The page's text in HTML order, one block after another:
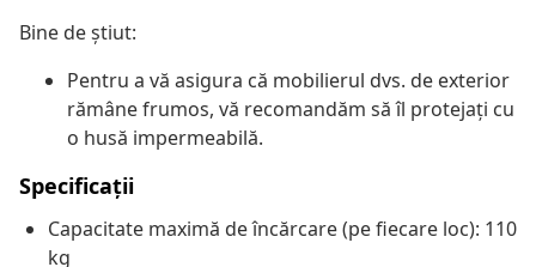
Bine de știut:
Pentru a vă asigura că mobilierul dvs. de exterior
rămâne frumos, vă recomandăm să îl protejați cu
o husă impermeabilă.
Specificații
Capacitate maximă de încărcare (pe fiecare loc): 110
kg